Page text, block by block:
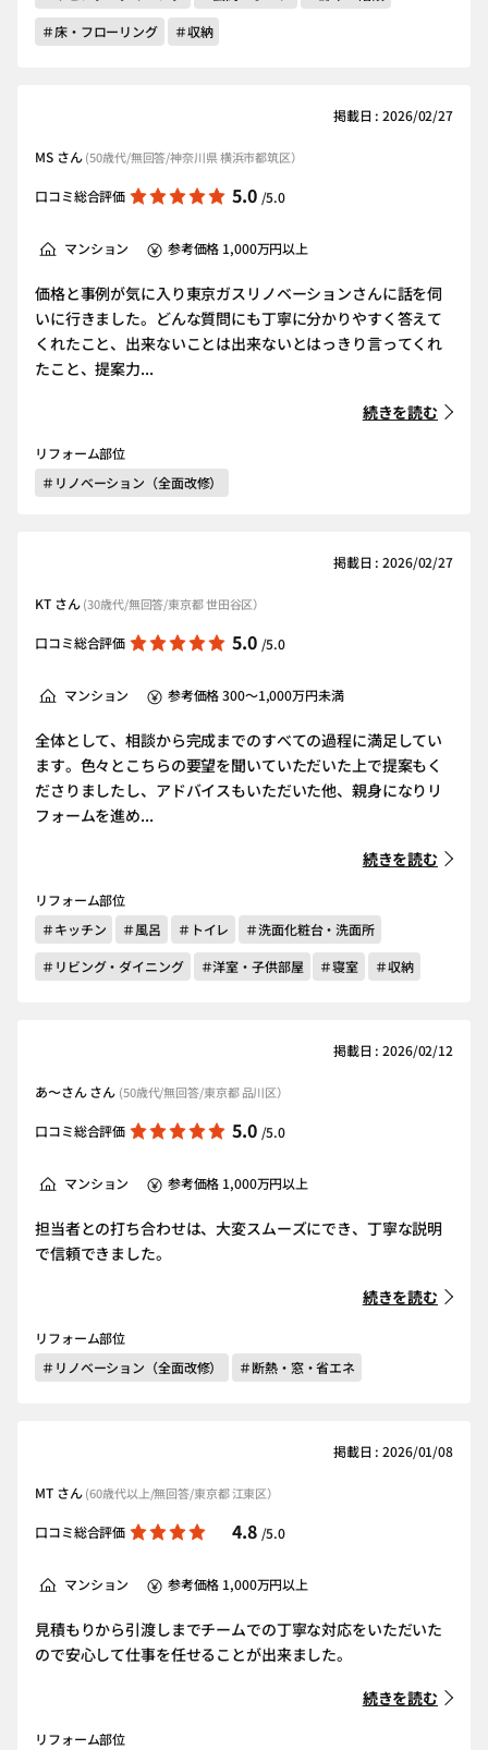
＃床・フローリング
＃収納
掲載日 : 2026/02/27
MS さん(50歳代/無回答/神奈川県 横浜市都筑区）
口コミ総合評価 5.0 /5.0
マンション 参考価格 1,000万円以上
価格と事例が気に入り東京ガスリノベーションさんに話を伺
いに行きました。どんな質問にも丁寧に分かりやすく答えて
くれたこと、出来ないことは出来ないとはっきり言ってくれ
たこと、提案力...
続きを読む
リフォーム部位
＃リノベーション（全面改修）
掲載日 : 2026/02/27
KT さん(30歳代/無回答/東京都 世田谷区）
口コミ総合評価 5.0 /5.0
マンション 参考価格 300～1,000万円未満
全体として、相談から完成までのすべての過程に満足してい
ます。色々とこちらの要望を聞いていただいた上で提案もく
ださりましたし、アドバイスもいただいた他、親身になりリ
フォームを進め...
続きを読む
リフォーム部位
＃キッチン
＃風呂 ＃トイレ
＃洗面化粧台・洗面所
＃リビング・ダイニング
＃洋室・子供部屋 ＃寝室 ＃収納
掲載日 : 2026/02/12
あ〜さん さん (50歳代/無回答/東京都 品川区）
口コミ総合評価 5.0 /5.0
マンション 参考価格 1,000万円以上
担当者との打ち合わせは、大変スムーズにでき、丁寧な説明
で信頼できました。
続きを読む
リフォーム部位
＃リノベーション（全面改修）
＃断熱・窓・省エネ
掲載日 : 2026/01/08
MT さん(60歳代以上/無回答/東京都 江東区）
口コミ総合評価 4.8 /5.0
マンション 参考価格 1,000万円以上
見積もりから引渡しまでチームでの丁寧な対応をいただいた
ので安心して仕事を任せることが出来ました。
続きを読む
リフォーム部位